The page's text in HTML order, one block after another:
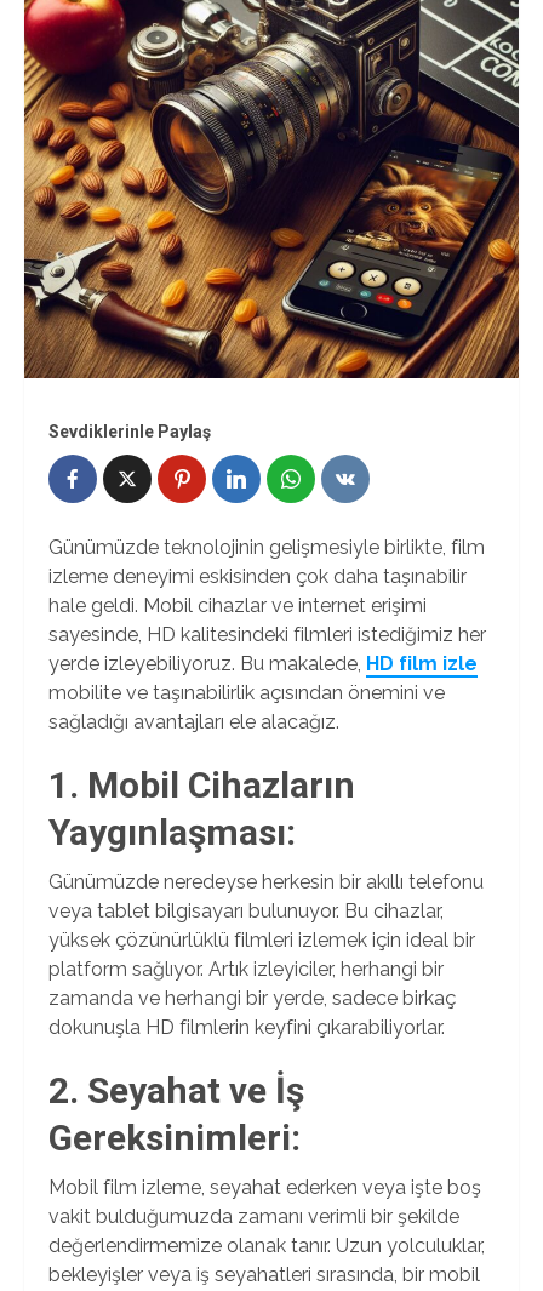
Sevdiklerinle Paylaş
Günümüzde teknolojinin gelişmesiyle birlikte, film
izleme deneyimi eskisinden çok daha taşınabilir
hale geldi. Mobil cihazlar ve internet erişimi
sayesinde, HD kalitesindeki filmleri istediğimiz her
yerde izleyebiliyoruz. Bu makalede, HD film izle
mobilite ve taşınabilirlik açısından önemini ve
sağladığı avantajları ele alacağız.
1. Mobil Cihazların
Yaygınlaşması:
Günümüzde neredeyse herkesin bir akıllı telefonu
veya tablet bilgisayarı bulunuyor. Bu cihazlar,
yüksek çözünürlüklü filmleri izlemek için ideal bir
platform sağlıyor. Artık izleyiciler, herhangi bir
zamanda ve herhangi bir yerde, sadece birkaç
dokunuşla HD filmlerin keyfini çıkarabiliyorlar.
2. Seyahat ve İş
Gereksinimleri:
Mobil film izleme, seyahat ederken veya işte boş
vakit bulduğumuzda zamanı verimli bir şekilde
değerlendirmemize olanak tanır. Uzun yolculuklar,
bekleyişler veya iş seyahatleri sırasında, bir mobil